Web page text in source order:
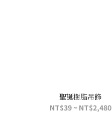
聖誕樹脂吊飾
NT$39 ~ NT$2,480